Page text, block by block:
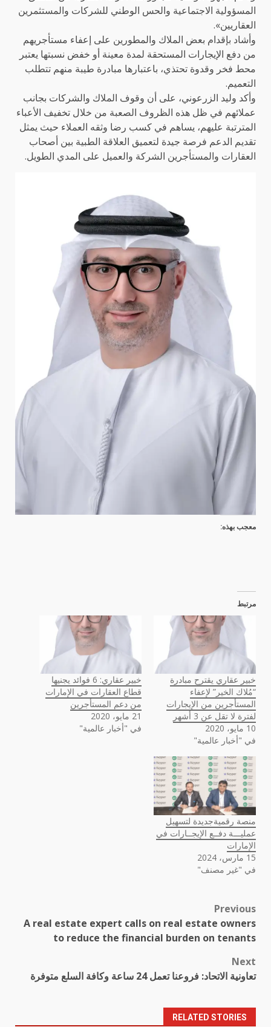
المسؤولية الاجتماعية والحس الوطني للشركات والمستثمرين
العقاريين».
وأشاد بإقدام بعض الملاك والمطورين على إعفاء مستأجريهم
من دفع الإيجارات المستحقة لمدة معينة أو خفض نسبتها يعتبر
محط فخر وقدوة تحتذي، باعتبارها مبادرة طيبة منهم تتطلب
التعميم.
وأكد وليد الزرعوني، على أن وقوف الملاك والشركات بجانب
عملائهم في ظل هذه الظروف الصعبة من خلال تخفيف الأعباء
المترتبة عليهم، يساهم في كسب رضا وثقه العملاء حيث يمثل
تقديم الدعم فرصة جيدة لتعميق العلاقة الطبية بين أصحاب
العقارات والمستأجرين الشركة والعميل على المدي الطويل.
معجب بهذه:
مرتبط
خبير عقاري يقترح مبادرة
“مُلاك الخير” لإعفاء
المستأجرين من الإيجارات
لفترة لا تقل عن 3 أشهر
10 مايو، 2020
في "أخبار عالمية"
خبير عقاري: 6 فوائد يجنيها
قطاع العقارات في الإمارات
من دعم المستأجرين
21 مايو، 2020
في "أخبار عالمية"
منصة رقميةجديدة لتسهيل
عمليـــة دفــع الإيجــارات في
الإمارات
15 مارس، 2024
في "غير مصنف"
Post
navigation
Previous
A real estate expert calls on real estate owners
to reduce the financial burden on tenants
Next
تعاونية الاتحاد: فروعنا تعمل 24 ساعة وكافة السلع متوفرة
RELATED STORIES